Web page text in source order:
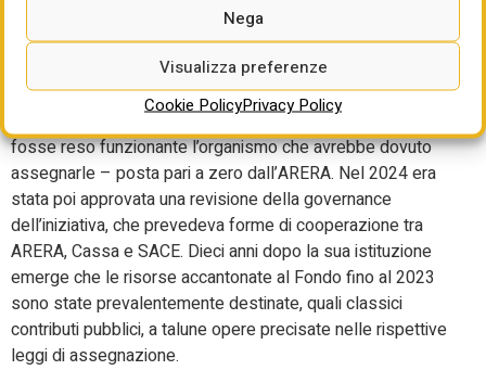
Nega
Visualizza preferenze
Cookie PolicyPrivacy Policy
Il primo luglio 2023, vista la difficoltà di rendere operativa
la nuova modalità di finanziamento, la componente tariffaria
è stata cautelativamente – nel senso che si è scelto di
sospendere l’accantonamento di risorse fino a che non si
fosse reso funzionante l’organismo che avrebbe dovuto
assegnarle – posta pari a zero dall’ARERA. Nel 2024 era
stata poi approvata una revisione della governance
dell’iniziativa, che prevedeva forme di cooperazione tra
ARERA, Cassa e SACE. Dieci anni dopo la sua istituzione
emerge che le risorse accantonate al Fondo fino al 2023
sono state prevalentemente destinate, quali classici
contributi pubblici, a talune opere precisate nelle rispettive
leggi di assegnazione.